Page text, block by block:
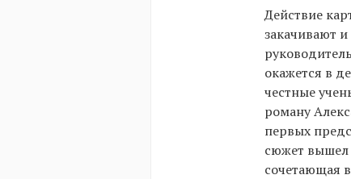
Действие
закачивают
окажется в
честные
роману
первых
сюжет вышел
сочетающая